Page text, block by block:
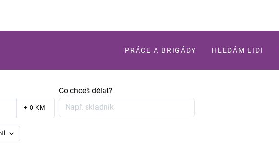
PRÁCE A BRIGÁDY HLEDÁM LIDI
+ 0 KM
Co chceš dělat?